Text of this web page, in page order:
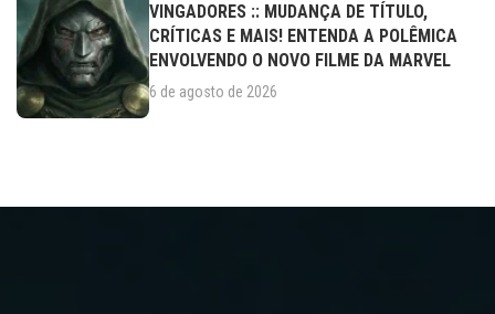
VINGADORES :: MUDANÇA DE TÍTULO,
CRÍTICAS E MAIS! ENTENDA A POLÊMICA
ENVOLVENDO O NOVO FILME DA MARVEL
6 de agosto de 2026